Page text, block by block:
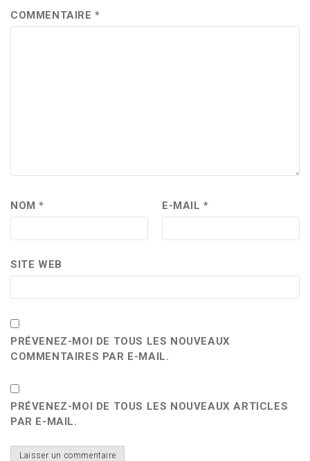
COMMENTAIRE*
NOM* E-MAIL*
SITE WEB
PRÉVENEZ-MOI DE TOUS LES NOUVEAUX
COMMENTAIRES PAR E-MAIL.
PRÉVENEZ-MOI DE TOUS LES NOUVEAUX ARTICLES
PAR E-MAIL.